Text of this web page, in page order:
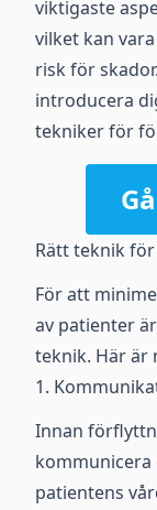
viktigaste
vilket kan
risk för
introducera
tekniker för
Rätt teknik
För att
av patienter
teknik. Här är
1.
Innan
kommunicera
patientens